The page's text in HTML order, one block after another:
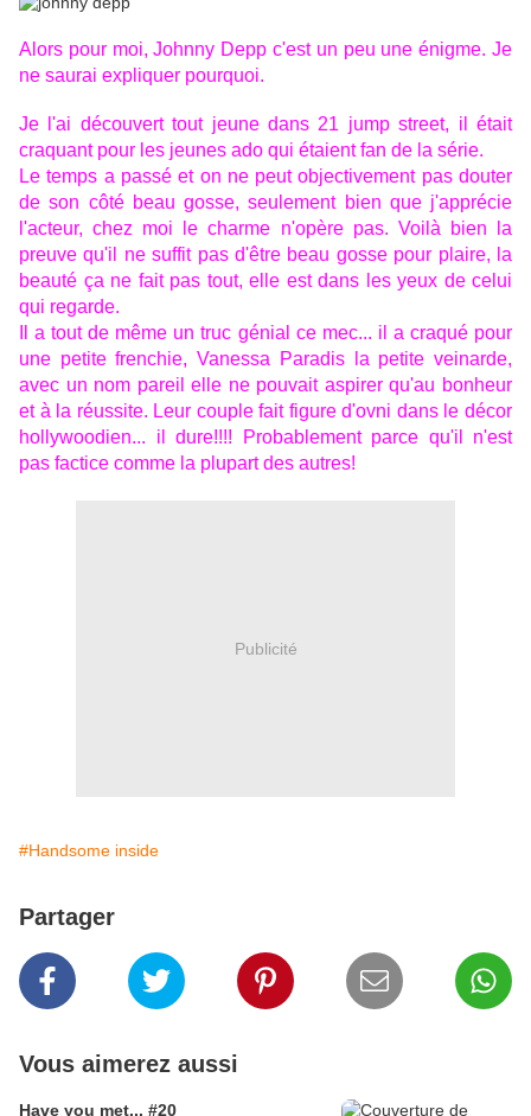
Alors pour moi, Johnny Depp c'est un peu une énigme. Je
ne saurai expliquer pourquoi.
Je l'ai découvert tout jeune dans 21 jump street, il était
craquant pour les jeunes ado qui étaient fan de la série.
Le temps a passé et on ne peut objectivement pas douter
de son côté beau gosse, seulement bien que j'apprécie
l'acteur, chez moi le charme n'opère pas. Voilà bien la
preuve qu'il ne suffit pas d'être beau gosse pour plaire, la
beauté ça ne fait pas tout, elle est dans les yeux de celui
qui regarde.
Il a tout de même un truc génial ce mec... il a craqué pour
une petite frenchie, Vanessa Paradis la petite veinarde,
avec un nom pareil elle ne pouvait aspirer qu'au bonheur
et à la réussite. Leur couple fait figure d'ovni dans le décor
hollywoodien... il dure!!!! Probablement parce qu'il n'est
pas factice comme la plupart des autres!
Publicité
#Handsome inside
Partager
Vous aimerez aussi
Have you met... #20